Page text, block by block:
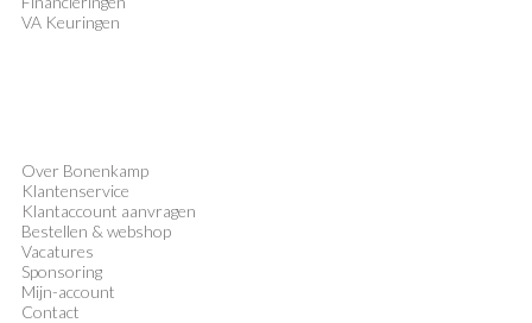
VA Keuringen
Over Bonenkamp
Klantenservice
Klantaccount aanvragen
Bestellen & webshop
Vacatures
Sponsoring
Mijn-account
Contact